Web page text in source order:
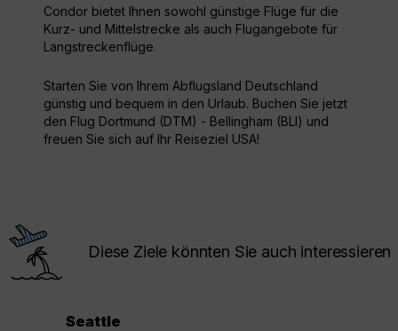
Condor bietet Ihnen sowohl günstige Flüge für die
Kurz- und Mittelstrecke als auch Flugangebote für
Langstreckenflüge.
Starten Sie von Ihrem Abflugsland Deutschland
günstig und bequem in den Urlaub. Buchen Sie jetzt
den Flug Dortmund (DTM) - Bellingham (BLI) und
freuen Sie sich auf Ihr Reiseziel USA!
Diese Ziele könnten Sie auch interessieren
Seattle